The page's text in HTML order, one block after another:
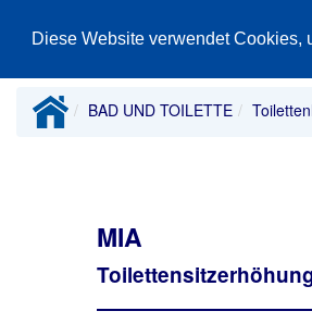
Diese Website verwendet Cookies,
Home
BAD UND TOILETTE
MIA